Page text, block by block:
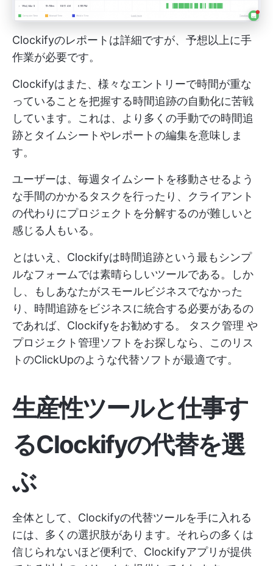
Clockifyのレポートは詳細ですが、予想以上に手
作業が必要です。
Clockifyはまた、様々なエントリーで時間が重な
っていることを把握する時間追跡の自動化に苦戦
しています。これは、より多くの手動での時間追
跡とタイムシートやレポートの編集を意味しま
す。
ユーザーは、毎週タイムシートを移動させるよう
な手間のかかるタスクを行ったり、クライアント
の代わりにプロジェクトを分解するのが難しいと
感じる人もいる。
とはいえ、Clockifyは時間追跡という最もシンプ
ルなフォームでは素晴らしいツールである。しか
し、もしあなたがスモールビジネスでなかった
り、時間追跡をビジネスに統合する必要があるの
であれば、Clockifyをお勧めする。 タスク管理 や
プロジェクト管理ソフトをお探しなら、このリス
トのClickUpのような代替ソフトが最適です。
生産性ツールと仕事す
るClockifyの代替を選
ぶ
全体として、Clockifyの代替ツールを手に入れる
には、多くの選択肢があります。それらの多くは
信じられないほど便利で、Clockifyアプリが提供